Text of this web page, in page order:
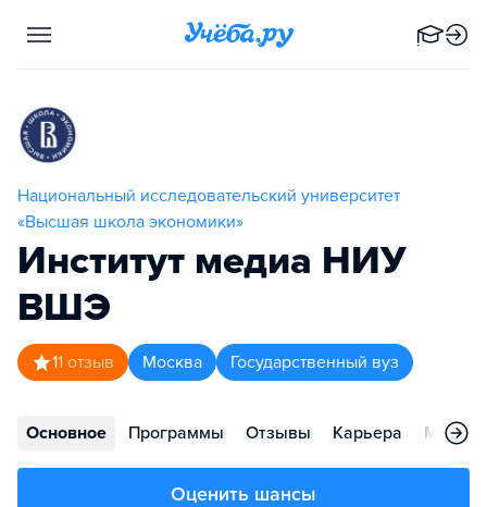
Национальный исследовательский университет
«Высшая школа экономики»
Институт медиа НИУ
ВШЭ
11 отзыв Москва Государственный вуз
Основное Программы Отзывы Карьера
Оценить шансы